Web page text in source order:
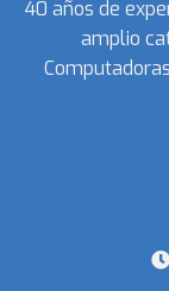
40 años de
amplio